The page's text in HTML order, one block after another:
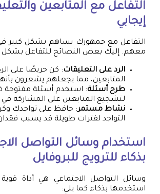
التفاعل مع المتابعين
إيجابي
التفاعل مع جمهورك يساهم بشكل كبير في
معهم. إليك بعض النصائح للتفاعل بشكل
الرد على التعليقات: كن حريصًا على
المتابعين، مما يجعلهم يشعرون
طرح أسئلة: استخدم أسئلة مفتوحة
لتشجيع المتابعين على المشاركة في
نشاط مستمر: حافظ على تواجدك
التواجد لفترات طويلة قد يسبب
استخدام وسائل التواصل
بذكاء للترويج للبروفايل
وسائل التواصل الاجتماعي هي أداة
استخدمها بذكاء كما يلي: